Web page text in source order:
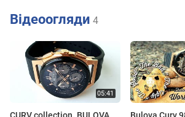
Відеоогляди 4
CURV collection. BULOVA
Bulova Curv